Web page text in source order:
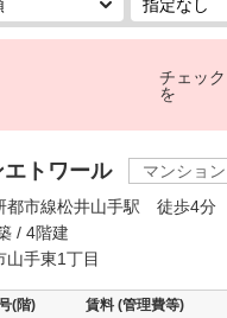
チェッ
を
エトワール
マンション
都市線松井山手駅 徒歩4分
/ 4階建
山手東1丁目
(階) 賃料 (管理費等)